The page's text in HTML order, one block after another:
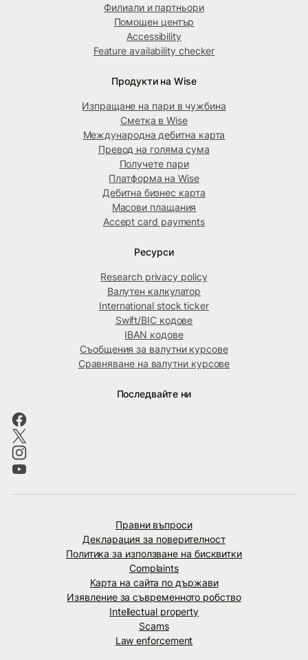
Филиали и партньори
Помощен център
Accessibility
Feature availability checker
Продукти на Wise
Изпращане на пари в чужбина
Сметка в Wise
Международна дебитна карта
Превод на голяма сума
Получете пари
Платформа на Wise
Дебитна бизнес карта
Масови плащания
Accept card payments
Ресурси
Research privacy policy
Валутен калкулатор
International stock ticker
Swift/BIC кодове
IBAN кодове
Съобщения за валутни курсове
Сравняване на валутни курсове
Последвайте ни
Правни въпроси
Декларация за поверителност
Политика за използване на бисквитки
Complaints
Карта на сайта по държави
Изявление за съвременното робство
Intellectual property
Scams
Law enforcement